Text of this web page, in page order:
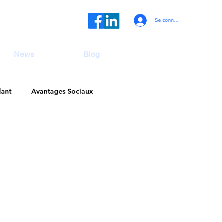
News Blog
Se connecter
Avantages Sociaux